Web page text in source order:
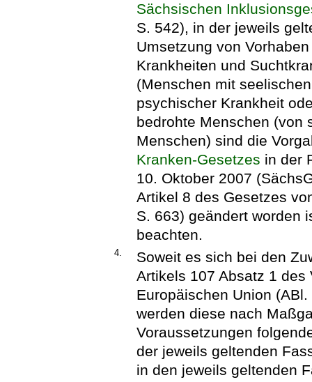
Sächsischen
S. 542), in der jeweils
Umsetzung von
Krankheiten und
(Menschen mit
psychischer Krankheit
bedrohte Menschen (von
Menschen) sind die
Kranken-Gesetzes in der
10. Oktober 2007
Artikel 8 des Gesetzes
S. 663) geändert worden
beachten.
4.
Soweit es sich bei den
Artikels 107 Absatz 1 des
Europäischen Union
werden diese nach
Voraussetzungen
der jeweils geltenden
in den jeweils geltenden